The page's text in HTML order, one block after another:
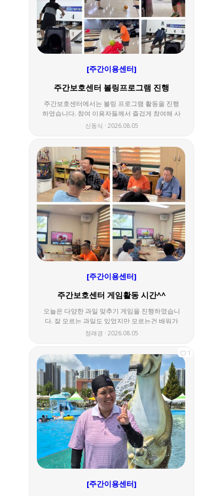
[주간이용센터]
주간보호센터 볼링프로그램 진행
주간보호센터에서는 볼링 프로그램 활동을 진행
하였습니다. 참여 이용자들께서 즐겁게 참여해 사
회성 증진과 스트레스 해소에 도움이 되는 시간이
신동식 2026.08.05
[주간이용센터]
주간보호센터 게임활동 시간^^
오늘은 다양한 과일 맞추기 게임을 진행하였습니
다. 잘 모르는 과일도 있었지만 모르는건 배워가
면서 손도 번쩍 번쩍 잘 들어주시고 열정적으로
정래경 2026.08.05
[주간이용센터]
1